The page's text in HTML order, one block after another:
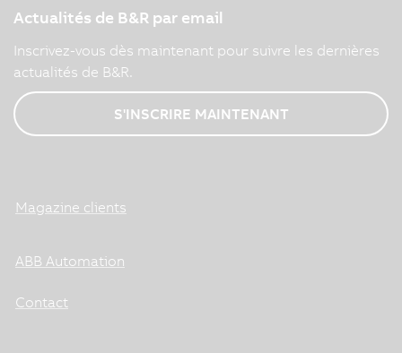
Actualités de B&R par email
Inscrivez-vous dès maintenant pour suivre les dernières
actualités de B&R.
S'INSCRIRE MAINTENANT
Magazine clients
ABB Automation
Contact